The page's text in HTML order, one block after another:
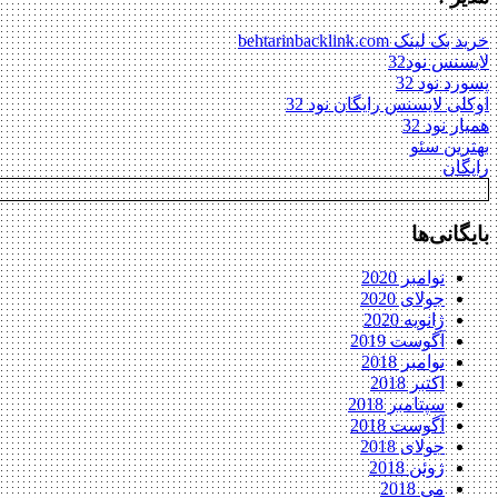
خرید بک لینک behtarinbacklink.com
لایسنس نود32
پسورد نود 32
اوکلی لایسنس رایگان نود 32
همیار نود 32
بهترین سئو
رایگان
بایگانی‌ها
نوامبر 2020
جولای 2020
ژانویه 2020
آگوست 2019
نوامبر 2018
اکتبر 2018
سپتامبر 2018
آگوست 2018
جولای 2018
ژوئن 2018
می 2018